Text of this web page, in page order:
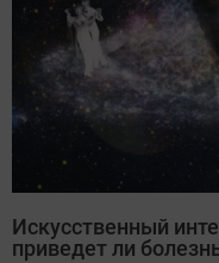
Искусственный
приведет ли